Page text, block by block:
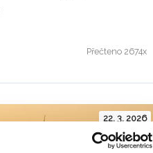
Přečteno 2674x
22. 3. 2026